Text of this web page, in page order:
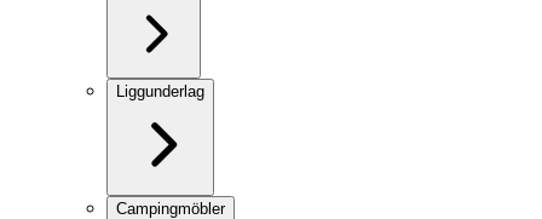
Liggunderlag
Campingmöbler